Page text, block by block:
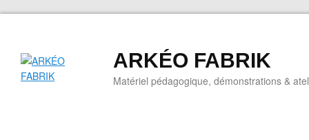
ARKÉO FABRIK
Matériel pédagogique, démonstrations &